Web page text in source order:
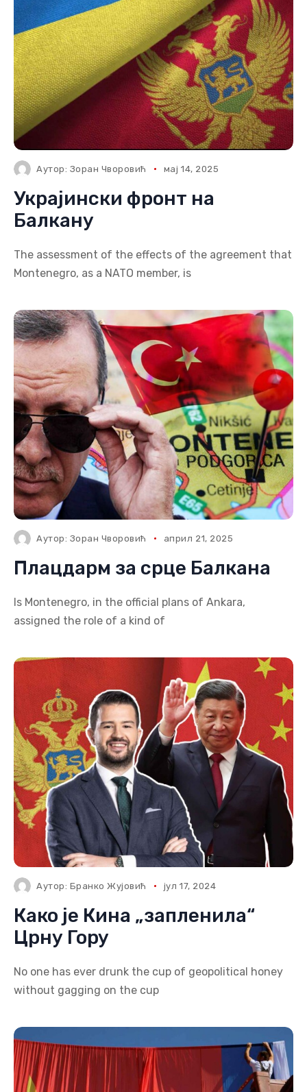
Аутор: Зоран Чворовић мај 14, 2025
Украјински фронт на
Балкану
The assessment of the effects of the agreement that
Montenegro, as a NATO member, is
Аутор: Зоран Чворовић април 21, 2025
Плацдарм за срце Балкана
Is Montenegro, in the official plans of Ankara,
assigned the role of a kind of
Аутор: Бранко Жујовић јул 17, 2024
Како је Кина „запленила“
Црну Гору
No one has ever drunk the cup of geopolitical honey
without gagging on the cup